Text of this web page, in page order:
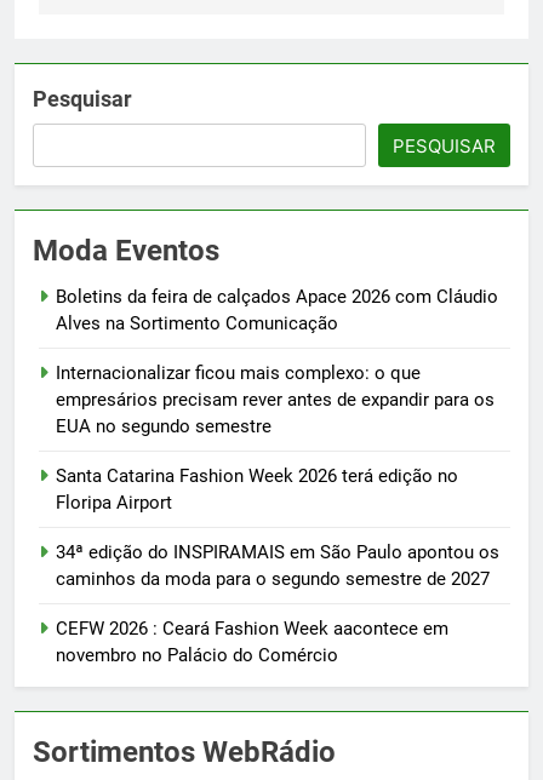
Pesquisar
PESQUISAR
Moda Eventos
Boletins da feira de calçados Apace 2026 com Cláudio
Alves na Sortimento Comunicação
Internacionalizar ficou mais complexo: o que
empresários precisam rever antes de expandir para os
EUA no segundo semestre
Santa Catarina Fashion Week 2026 terá edição no
Floripa Airport
34ª edição do INSPIRAMAIS em São Paulo apontou os
caminhos da moda para o segundo semestre de 2027
CEFW 2026 : Ceará Fashion Week aacontece em
novembro no Palácio do Comércio
Sortimentos WebRádio